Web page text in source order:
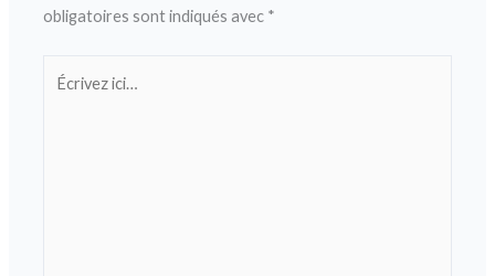
obligatoires sont indiqués avec *